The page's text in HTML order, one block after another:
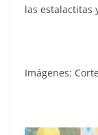
las estalactitas
Imágenes: